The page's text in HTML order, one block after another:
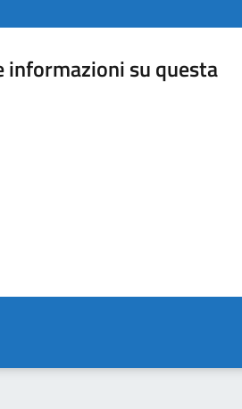
informazioni su questa